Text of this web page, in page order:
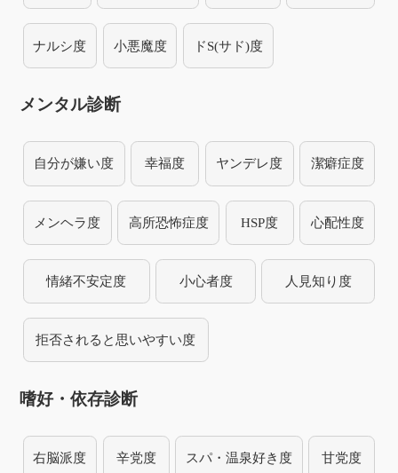
ナルシ度 小悪魔度 ドS(サド)度
メンタル診断
自分が嫌い度 幸福度 ヤンデレ度 潔癖症度
メンヘラ度 高所恐怖症度 HSP度 心配性度
情緒不安定度 小心者度 人見知り度
拒否されると思いやすい度
嗜好・依存診断
右脳派度 辛党度 スパ・温泉好き度 甘党度